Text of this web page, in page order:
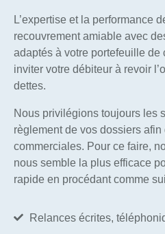
L’expertise et la performance
recouvrement amiable avec
adaptés à votre portefeuille
inviter votre débiteur à revoir
dettes.
Nous privilégions toujours les
règlement de vos dossiers
commerciales. Pour ce faire,
nous semble la plus efficace
rapide en procédant comme
Relances écrites,